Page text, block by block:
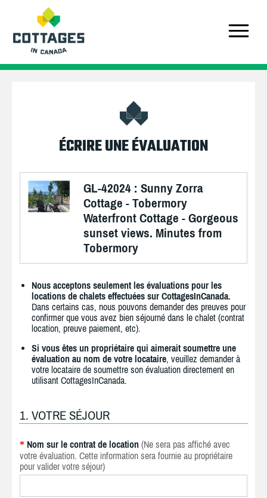
ÉCRIRE UNE ÉVALUATION
GL-42024 : Sunny Zorra
Cottage - Tobermory
Waterfront Cottage - Gorgeous
sunset views. Minutes from
Tobermory
Nous acceptons seulement les évaluations pour les
locations de chalets effectuées sur CottagesInCanada.
Dans certains cas, nous pouvons demander des preuves pour
confirmer que vous avez bien séjourné dans le chalet (contrat
location, preuve paiement, etc).
Si vous êtes un propriétaire qui aimerait soumettre une
évaluation au nom de votre locataire, veuillez demander à
votre locataire de soumettre son évaluation directement en
utilisant CottagesInCanada.
1. VOTRE SÉJOUR
* Nom sur le contrat de location (Ne sera pas affiché avec
votre évaluation. Cette information sera fournie au propriétaire
pour valider votre séjour)